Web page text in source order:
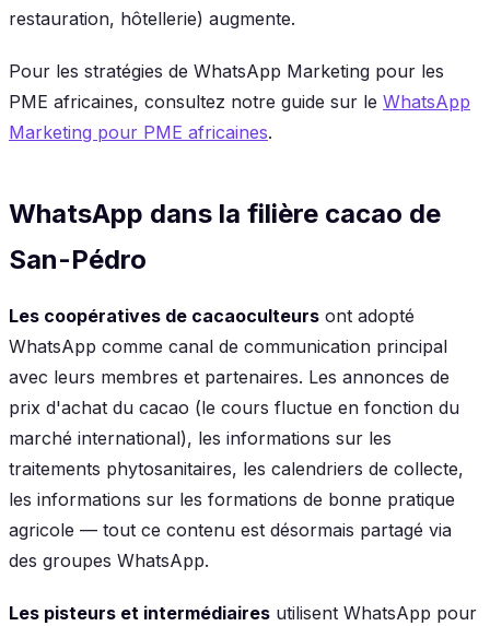
restauration, hôtellerie) augmente.
Pour les stratégies de WhatsApp Marketing pour les
PME africaines, consultez notre guide sur le WhatsApp
Marketing pour PME africaines.
WhatsApp dans la filière cacao de
San-Pédro
Les coopératives de cacaoculteurs ont adopté
WhatsApp comme canal de communication principal
avec leurs membres et partenaires. Les annonces de
prix d'achat du cacao (le cours fluctue en fonction du
marché international), les informations sur les
traitements phytosanitaires, les calendriers de collecte,
les informations sur les formations de bonne pratique
agricole — tout ce contenu est désormais partagé via
des groupes WhatsApp.
Les pisteurs et intermédiaires utilisent WhatsApp pour